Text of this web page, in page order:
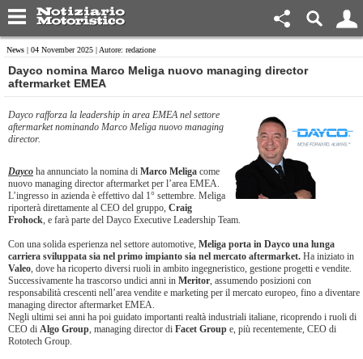
News | 04 November 2025 | Autore: redazione
​Dayco nomina Marco Meliga nuovo managing director
aftermarket EMEA
Dayco rafforza la leadership in area EMEA nel settore
aftermarket nominando Marco Meliga nuovo managing
director.
Dayco ha annunciato la nomina di Marco Meliga come
nuovo managing director aftermarket per l’area EMEA.
L’ingresso in azienda è effettivo dal 1° settembre. Meliga
riporterà direttamente al CEO del gruppo, Craig
Frohock, e farà parte del Dayco Executive Leadership Team.
Con una solida esperienza nel settore automotive, Meliga porta in Dayco una lunga
carriera sviluppata sia nel primo impianto sia nel mercato aftermarket. Ha iniziato in
Valeo, dove ha ricoperto diversi ruoli in ambito ingegneristico, gestione progetti e vendite.
Successivamente ha trascorso undici anni in Meritor, assumendo posizioni con
responsabilità crescenti nell’area vendite e marketing per il mercato europeo, fino a diventare
managing director aftermarket EMEA.
Negli ultimi sei anni ha poi guidato importanti realtà industriali italiane, ricoprendo i ruoli di
CEO di Algo Group, managing director di Facet Group e, più recentemente, CEO di
Rototech Group.